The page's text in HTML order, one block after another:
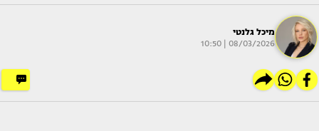
מיכל גלנטי
08/03/2026 | 10:50